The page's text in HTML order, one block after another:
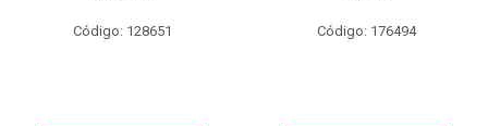
Código: 128651 Código: 176494